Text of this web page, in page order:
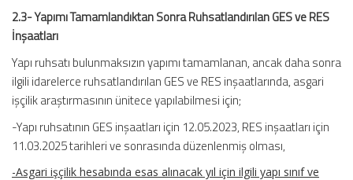
2.3- Yapımı Tamamlandıktan Sonra Ruhsatlandırılan GES ve RES
İnşaatları
Yapı ruhsatı bulunmaksızın yapımı tamamlanan, ancak daha sonra
ilgili idarelerce ruhsatlandırılan GES ve RES inşaatlarında, asgari
işçilik araştırmasının ünitece yapılabilmesi için;
-Yapı ruhsatının GES inşaatları için 12.05.2023, RES inşaatları için
11.03.2025 tarihleri ve sonrasında düzenlenmiş olması,
-Asgari işçilik hesabında esas alınacak yıl için ilgili yapı sınıf ve